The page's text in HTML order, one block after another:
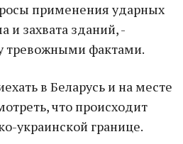
применения ударных
и захвата зданий, -
тревожными фактами.
в Беларусь и на месте
что происходит
украинской границе.